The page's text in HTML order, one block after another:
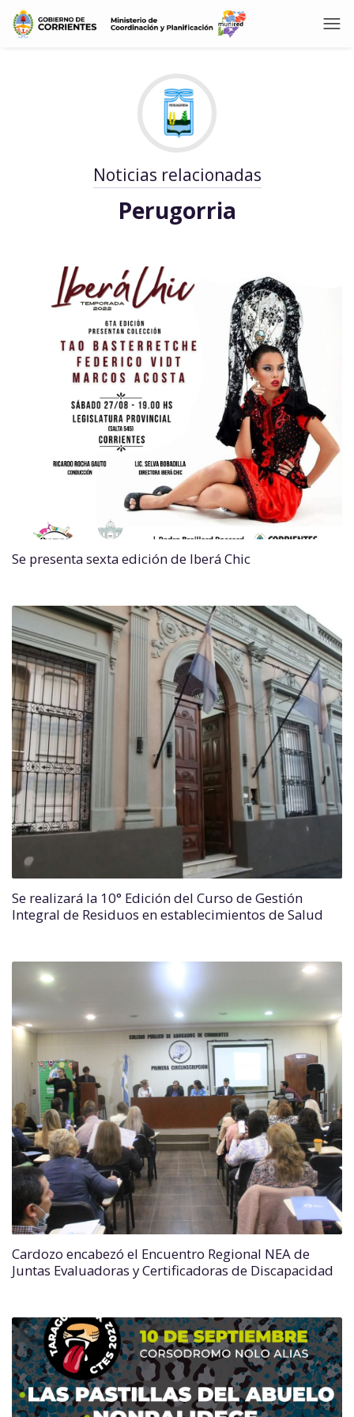
Noticias relacionadas
Perugorria
Se presenta sexta edición de Iberá Chic
Se realizará la 10° Edición del Curso de Gestión
Integral de Residuos en establecimientos de Salud
Cardozo encabezó el Encuentro Regional NEA de
Juntas Evaluadoras y Certificadoras de Discapacidad